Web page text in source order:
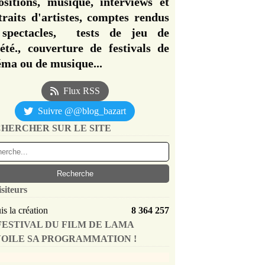
d'artistes, comptes rendus
tests de jeu de
couverture de festivals de
ou de musique...
Flux RSS
Suivre @@blog_bazart
SUR LE SITE
la création
8 364 257
DU FILM DE LAMA
SA PROGRAMMATION !